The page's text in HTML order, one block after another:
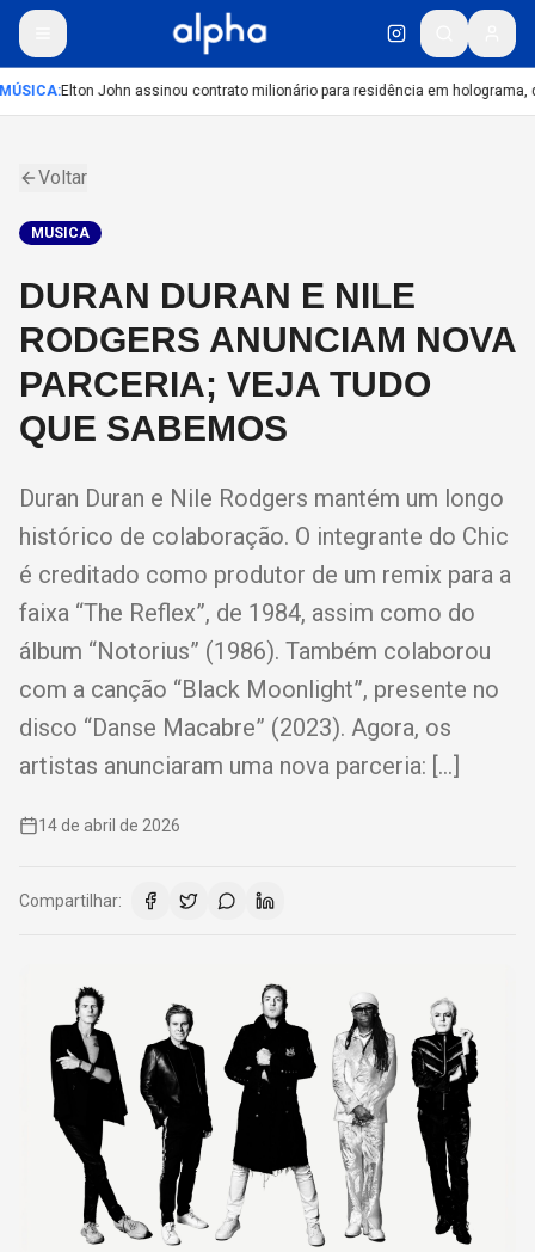
:Elton John assinou contrato milionário para residência em holograma,
Voltar
MUSICA
DURAN DURAN E NILE
RODGERS ANUNCIAM NOVA
PARCERIA; VEJA TUDO
QUE SABEMOS
Duran Duran e Nile Rodgers mantém um longo
histórico de colaboração. O integrante do Chic
é creditado como produtor de um remix para a
faixa “The Reflex”, de 1984, assim como do
álbum “Notorius” (1986). Também colaborou
com a canção “Black Moonlight”, presente no
disco “Danse Macabre” (2023). Agora, os
artistas anunciaram uma nova parceria: […]
14 de abril de 2026
Compartilhar: